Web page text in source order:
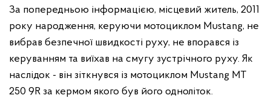
За попередньою інформацією, місцевий житель, 2011
року народження, керуючи мотоциклом Mustang, не
вибрав безпечної швидкості руху, не впорався із
керуванням та виїхав на смугу зустрічного руху. Як
наслідок - він зіткнувся із мотоциклом Mustang МТ
250 9R за кермом якого був його одноліток.